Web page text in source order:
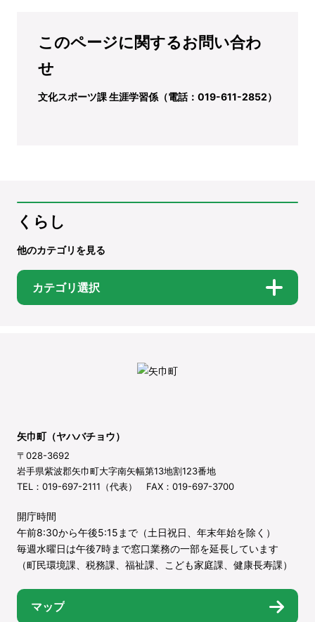
このページに関するお問い合わ
せ
文化スポーツ課 生涯学習係（電話：019-611-2852）
くらし
他のカテゴリを見る
カテゴリ選択
矢巾町（ヤハバチョウ）
〒028-3692
岩手県紫波郡矢巾町大字南矢幅第13地割123番地
TEL：019-697-2111（代表） FAX：019-697-3700
開庁時間
午前8:30から午後5:15まで（土日祝日、年末年始を除く）
毎週水曜日は午後7時まで窓口業務の一部を延長しています
（町民環境課、税務課、福祉課、こども家庭課、健康長寿課）
マップ